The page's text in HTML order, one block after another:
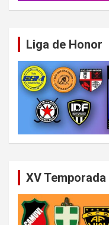
Liga de Honor
XV